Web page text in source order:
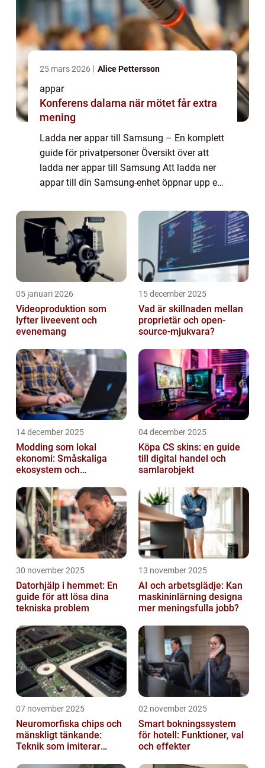
25 mars 2026 Alice Pettersson
appar
Konferens dalarna när mötet får extra
mening
Ladda ner appar till Samsung – En komplett
guide för privatpersoner Översikt över att
ladda ner appar till Samsung Att ladda ner
appar till din Samsung-enhet öppnar upp en
om du äger en smartphone, s...
05 januari 2026
Videoproduktion som
lyfter liveevent och
evenemang
15 december 2025
Vad är skillnaden mellan
proprietär och open-
source-mjukvara?
14 december 2025
Modding som lokal
ekonomi: Småskaliga
ekosystem och
04 december 2025
Köpa CS skins: en guide
till digital handel och
samlarobjekt
30 november 2025
Datorhjälp i hemmet: En
guide för att lösa dina
tekniska problem
13 november 2025
AI och arbetsglädje: Kan
maskininlärning designa
mer meningsfulla jobb?
07 november 2025
Neuromorfiska chips och
mänskligt tänkande:
Teknik som imiterar
02 november 2025
Smart bokningssystem
för hotell: Funktioner, val
och effekter